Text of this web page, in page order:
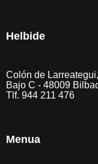
Helbide
Colón de
Bajo C - 48009
Tlf. 944 211 476
Menua